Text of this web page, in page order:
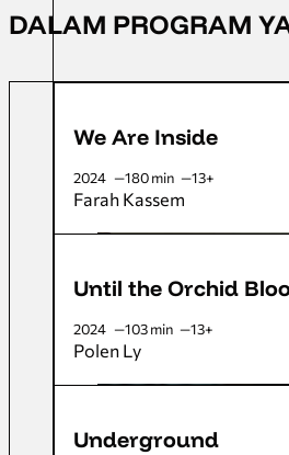
DALAM PROGRAM
We Are Inside
2024 180 min 13+
Farah Kassem
Until the Orchid
2024 103 min 13+
Polen Ly
Underground